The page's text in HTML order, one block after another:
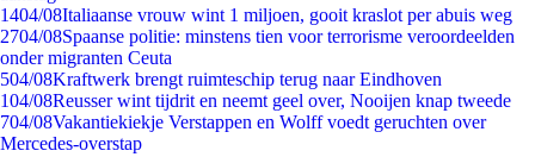
1404/08Italiaanse vrouw wint 1 miljoen, gooit kraslot per abuis weg
2704/08Spaanse politie: minstens tien voor terrorisme veroordeelden
onder migranten Ceuta
504/08Kraftwerk brengt ruimteschip terug naar Eindhoven
104/08Reusser wint tijdrit en neemt geel over, Nooijen knap tweede
704/08Vakantiekiekje Verstappen en Wolff voedt geruchten over
Mercedes-overstap